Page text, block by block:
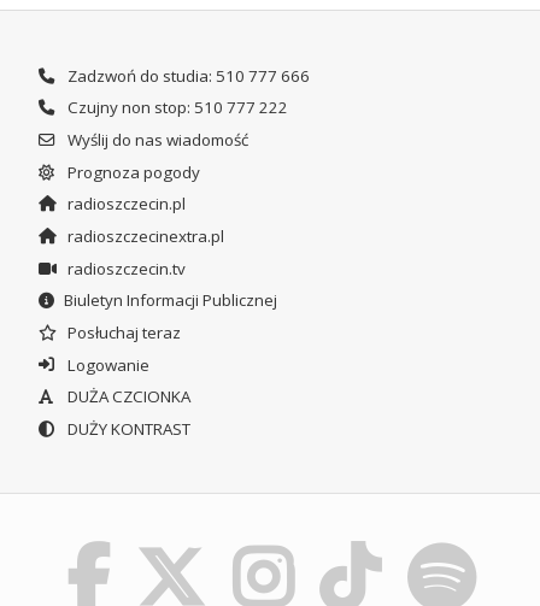
Zadzwoń do studia: 510 777 666
Czujny non stop: 510 777 222
Wyślij do nas wiadomość
Prognoza pogody
radioszczecin.pl
radioszczecinextra.pl
radioszczecin.tv
Biuletyn Informacji Publicznej
Posłuchaj teraz
Logowanie
DUŻA CZCIONKA
DUŻY KONTRAST